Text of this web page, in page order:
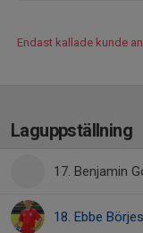
Endast kallade kunde
Laguppställning
17. Benjamin
18. Ebbe